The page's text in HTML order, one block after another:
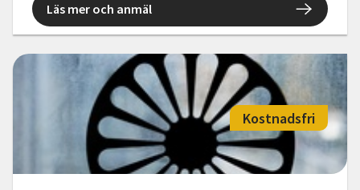
Läs mer och anmäl
Kostnadsfri